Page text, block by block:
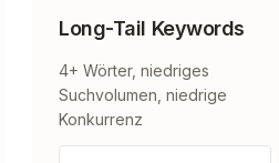
Long-Tail Keywords
4+ Wörter, niedriges
Suchvolumen, niedrige
Konkurrenz